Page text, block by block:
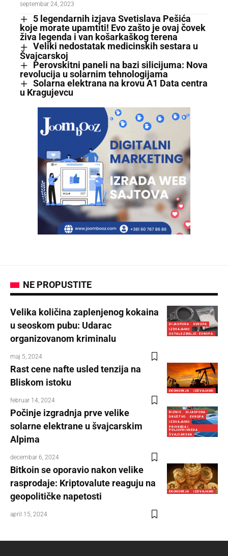
septembar 24, 2023
5 legendarnih izjava Svetislava Pešića
koje morate upamtiti! Evo zašto je ovaj čovek
živa legenda i van košarkaškog terena
Veliki nedostatak medicinskih sestara u
Švajcarskoj
Perovskitni paneli na bazi silicijuma: Nova
revolucija u solarnim tehnologijama
Solarna elektrana na krovu A1 Data centra
u Kragujevcu
NE PROPUSTITE
DIJASPORA
EVROPA
IZDVAJAMO
OSTALE ZEMLJE - EVROPA
Velika količina zaplenjenog kokaina
u seoskom pubu: Udarac
organizovanom kriminalu
maj 5, 2024
EKONOMIJA IZDVAJAMO
Rast cene nafte usled tenzija na
Bliskom istoku
februar 14, 2024
BIZNIS
DIJASPORA
DRUŠTVO
EVROPA
IZDVAJAMO
PRIVREDA I
POLJOPRIVREDA
ŠVAJCARSKA
Počinje izgradnja prve velike
solarne elektrane u švajcarskim
Alpima
decembar 6, 2024
EKONOMIJA IZDVAJAMO
Bitkoin se oporavio nakon velike
rasprodaje: Kriptovalute reaguju na
geopolitičke napetosti
april 15, 2024